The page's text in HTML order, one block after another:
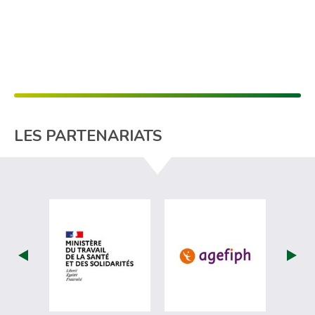
LES PARTENARIATS
visiter les site de Ministère du travail
visiter les